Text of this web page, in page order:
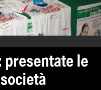
presentate le